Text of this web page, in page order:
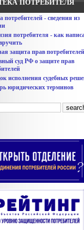
ПОТРЕБИТЕЛЯ
потребителей - сведения из
потребителя - как
защита прав потребителей
суд РФ о защите прав
исполнения судебных
юридических терминов